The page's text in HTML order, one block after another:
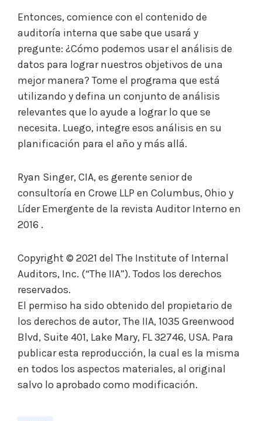
Entonces, comience con el contenido de
auditoría interna que sabe que usará y
pregunte: ¿Cómo podemos usar el análisis de
datos para lograr nuestros objetivos de una
mejor manera? Tome el programa que está
utilizando y defina un conjunto de análisis
relevantes que lo ayude a lograr lo que se
necesita. Luego, integre esos análisis en su
planificación para el año y más allá.
Ryan Singer, CIA, es gerente senior de
consultoría en Crowe LLP en Columbus, Ohio y
Líder Emergente de la revista Auditor Interno en
2016 .
Copyright © 2021 del The Institute of Internal
Auditors, Inc. (“The IIA”). Todos los derechos
reservados.
El permiso ha sido obtenido del propietario de
los derechos de autor, The IIA, 1035 Greenwood
Blvd, Suite 401, Lake Mary, FL 32746, USA. Para
publicar esta reproducción, la cual es la misma
en todos los aspectos materiales, al original
salvo lo aprobado como modificación.